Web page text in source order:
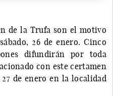
de la Trufa son el motivo
26 de enero. Cinco
difundirán por toda
con este certamen
de enero en la localidad